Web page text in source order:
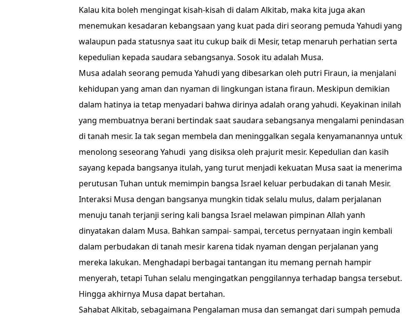
Kalau kita boleh mengingat kisah-kisah di dalam Alkitab, maka kita juga akan
menemukan kesadaran kebangsaan yang kuat pada diri seorang pemuda Yahudi yang
walaupun pada statusnya saat itu cukup baik di Mesir, tetap menaruh perhatian serta
kepedulian kepada saudara sebangsanya. Sosok itu adalah Musa.
Musa adalah seorang pemuda Yahudi yang dibesarkan oleh putri Firaun, ia menjalani
kehidupan yang aman dan nyaman di lingkungan istana firaun. Meskipun demikian
dalam hatinya ia tetap menyadari bahwa dirinya adalah orang yahudi. Keyakinan inilah
yang membuatnya berani bertindak saat saudara sebangsanya mengalami penindasan
di tanah mesir. Ia tak segan membela dan meninggalkan segala kenyamanannya untuk
menolong seseorang Yahudi yang disiksa oleh prajurit mesir. Kepedulian dan kasih
sayang kepada bangsanya itulah, yang turut menjadi kekuatan Musa saat ia menerima
perutusan Tuhan untuk memimpin bangsa Israel keluar perbudakan di tanah Mesir.
Interaksi Musa dengan bangsanya mungkin tidak selalu mulus, dalam perjalanan
menuju tanah terjanji sering kali bangsa Israel melawan pimpinan Allah yanh
dinyatakan dalam Musa. Bahkan sampai- sampai, tercetus pernyataan ingin kembali
dalam perbudakan di tanah mesir karena tidak nyaman dengan perjalanan yang
mereka lakukan. Menghadapi berbagai tantangan itu memang pernah hampir
menyerah, tetapi Tuhan selalu mengingatkan penggilannya terhadap bangsa tersebut.
Hingga akhirnya Musa dapat bertahan.
Sahabat Alkitab, sebagaimana Pengalaman musa dan semangat dari sumpah pemuda